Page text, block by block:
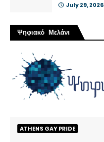
July 29, 2026
Ψηφιακό Μελάνι
ATHENS GAY PRIDE